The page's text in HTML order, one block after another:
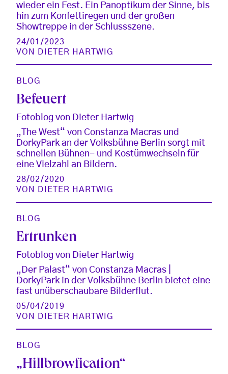
wieder ein Fest. Ein Panoptikum der Sinne, bis
hin zum Konfettiregen und der großen
Showtreppe in der Schlussszene.
24/01/2023
VON
DIETER HARTWIG
BLOG
Befeuert
Fotoblog von Dieter Hartwig
„The West“ von Constanza Macras und
DorkyPark an der Volksbühne Berlin sorgt mit
schnellen Bühnen- und Kostümwechseln für
eine Vielzahl an Bildern.
28/02/2020
VON
DIETER HARTWIG
BLOG
Ertrunken
Fotoblog von Dieter Hartwig
„Der Palast“ von Constanza Macras |
DorkyPark in der Volksbühne Berlin bietet eine
fast unüberschaubare Bilderflut.
05/04/2019
VON
DIETER HARTWIG
BLOG
„Hillbrowfication“